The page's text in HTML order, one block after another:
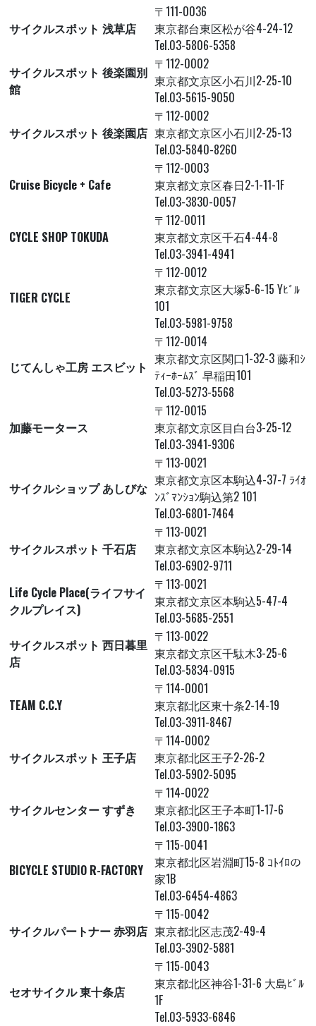
サイクルスポット 浅草店
〒111-0036
東京都台東区松が谷4-24-12
Tel.03-5806-5358
サイクルスポット 後楽園別
館
〒112-0002
東京都文京区小石川2-25-10
Tel.03-5615-9050
サイクルスポット 後楽園店
〒112-0002
東京都文京区小石川2-25-13
Tel.03-5840-8260
Cruise Bicycle + Cafe
〒112-0003
東京都文京区春日2-1-11-1F
Tel.03-3830-0057
CYCLE SHOP TOKUDA
〒112-0011
東京都文京区千石4-44-8
Tel.03-3941-4941
TIGER CYCLE
〒112-0012
東京都文京区大塚5-6-15 Yﾋﾞﾙ
101
Tel.03-5981-9758
じてんしゃ工房 エスビット
〒112-0014
東京都文京区関口1-32-3 藤和ｼ
ﾃｨｰﾎｰﾑｽﾞ 早稲田101
Tel.03-5273-5568
加藤モータース
〒112-0015
東京都文京区目白台3-25-12
Tel.03-3941-9306
サイクルショップ あしびな
〒113-0021
東京都文京区本駒込4-37-7 ﾗｲｵ
ﾝｽﾞﾏﾝｼｮﾝ駒込第2 101
Tel.03-6801-7464
サイクルスポット 千石店
〒113-0021
東京都文京区本駒込2-29-14
Tel.03-6902-9711
Life Cycle Place(ライフサイ
クルプレイス)
〒113-0021
東京都文京区本駒込5-47-4
Tel.03-5685-2551
サイクルスポット 西日暮里
店
〒113-0022
東京都文京区千駄木3-25-6
Tel.03-5834-0915
TEAM C.C.Y
〒114-0001
東京都北区東十条2-14-19
Tel.03-3911-8467
サイクルスポット 王子店
〒114-0002
東京都北区王子2-26-2
Tel.03-5902-5095
サイクルセンター すずき
〒114-0022
東京都北区王子本町1-17-6
Tel.03-3900-1863
BICYCLE STUDIO R-FACTORY
〒115-0041
東京都北区岩淵町15-8 ｺﾄｲﾛの
家1B
Tel.03-6454-4863
サイクルパートナー 赤羽店
〒115-0042
東京都北区志茂2-49-4
Tel.03-3902-5881
セオサイクル 東十条店
〒115-0043
東京都北区神谷1-31-6 大島ﾋﾞﾙ
1F
Tel.03-5933-6846